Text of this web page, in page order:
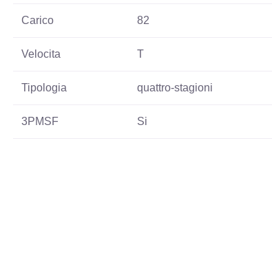
Carico 82
Velocita T
Tipologia quattro-stagioni
3PMSF Si